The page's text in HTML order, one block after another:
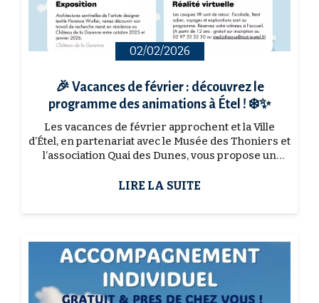
02/02/2026
🎉 Vacances de février : découvrez le
programme des animations à Étel ! ❄️✨
Les vacances de février approchent et la Ville
d’Étel, en partenariat avec le Musée des Thoniers et
l’association Quai des Dunes, vous propose un
grands ...
LIRE LA SUITE